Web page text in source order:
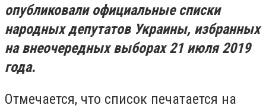
опубликовали официальные списки
народных депутатов Украины, избранных
на внеочередных выборах 21 июля 2019
года.
Отмечается, что список печатается на